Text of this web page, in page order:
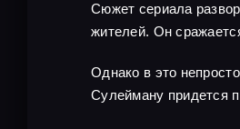
Сюжет сериала
жителей. Он
Однако в это
Сулейману придется